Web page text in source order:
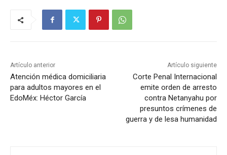
Artículo anterior
Atención médica domiciliaria
para adultos mayores en el
EdoMéx: Héctor García
Artículo siguiente
Corte Penal Internacional
emite orden de arresto
contra Netanyahu por
presuntos crímenes de
guerra y de lesa humanidad